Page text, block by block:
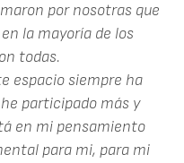
por nosotras que
la mayoría de los
todas.
espacio siempre ha
participado más y
en mi pensamiento
para mi, para mi